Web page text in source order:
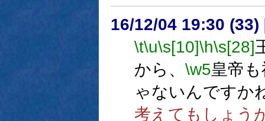
16/12/04 19:30 (33)
\t\u\s[10]\h\s[28]
から、 \w5皇帝
ゃないんですか
考えてもしょう